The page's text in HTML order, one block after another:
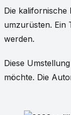
Die kalifornische
umzurüsten. Ein
werden.
Diese
möchte. Die